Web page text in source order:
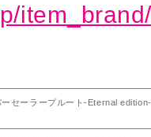
セーラープルート-Eternal